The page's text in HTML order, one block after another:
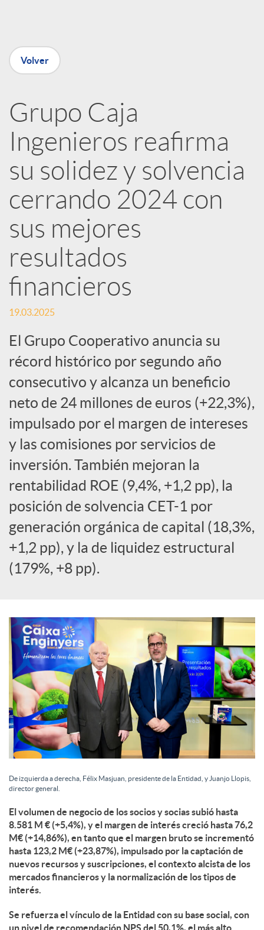
n
e
d
e
s
S
o
c
i
a
l
e
s
Volver
Grupo Caja
Ingenieros reafirma
su solidez y solvencia
cerrando 2024 con
sus mejores
resultados
financieros
19.03.2025
El Grupo Cooperativo anuncia su
récord histórico por segundo año
consecutivo y alcanza un beneficio
neto de 24 millones de euros (+22,3%),
impulsado por el margen de intereses
y las comisiones por servicios de
inversión. También mejoran la
rentabilidad ROE (9,4%, +1,2 pp), la
posición de solvencia CET-1 por
generación orgánica de capital (18,3%,
+1,2 pp), y la de liquidez estructural
(179%, +8 pp).
De izquierda a derecha, Félix Masjuan, presidente de la Entidad, y Juanjo Llopis,
director general.
El volumen de negocio de los socios y socias subió hasta
8.581 M € (+5,4%), y el margen de interés creció hasta 76,2
M€ (+14,86%), en tanto que el margen bruto se incrementó
hasta 123,2 M€ (+23,87%), impulsado por la captación de
nuevos recursos y suscripciones, el contexto alcista de los
mercados financieros y la normalización de los tipos de
interés.
Se refuerza el vínculo de la Entidad con su base social, con
un nivel de recomendación NPS del 50,1%, el más alto